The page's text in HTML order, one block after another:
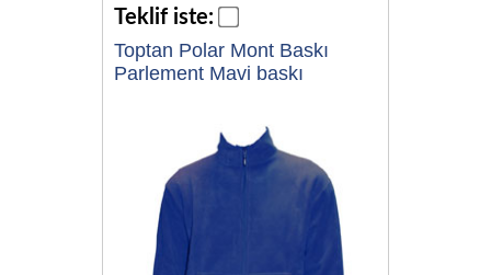
Teklif iste:
Toptan Polar Mont Baskı
Parlement Mavi baskı